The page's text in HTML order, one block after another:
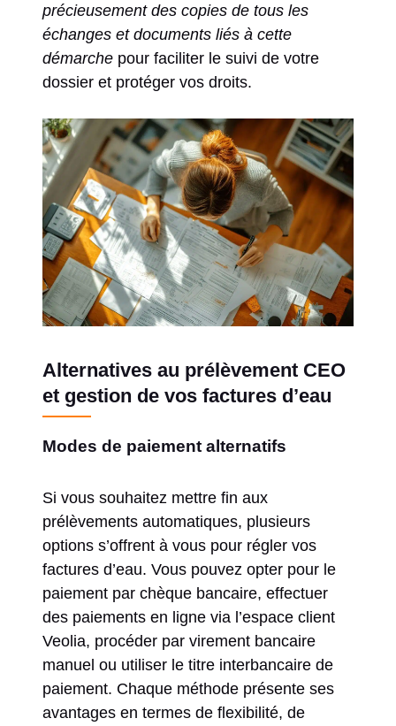
précieusement des copies de tous les
échanges et documents liés à cette
démarche pour faciliter le suivi de votre
dossier et protéger vos droits.
Alternatives au prélèvement CEO
et gestion de vos factures d’eau
Modes de paiement alternatifs
Si vous souhaitez mettre fin aux
prélèvements automatiques, plusieurs
options s’offrent à vous pour régler vos
factures d’eau. Vous pouvez opter pour le
paiement par chèque bancaire, effectuer
des paiements en ligne via l’espace client
Veolia, procéder par virement bancaire
manuel ou utiliser le titre interbancaire de
paiement. Chaque méthode présente ses
avantages en termes de flexibilité, de